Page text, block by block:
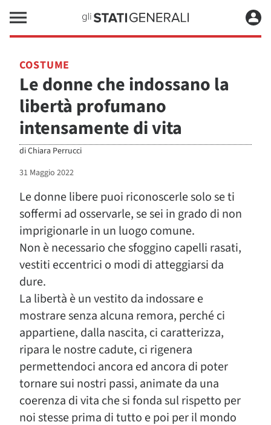
COSTUME
Le donne che indossano la
libertà profumano
intensamente di vita
diChiara Perrucci
31 Maggio 2022
Le donne libere puoi riconoscerle solo se ti
soffermi ad osservarle, se sei in grado di non
imprigionarle in un luogo comune.
Non è necessario che sfoggino capelli rasati,
vestiti eccentrici o modi di atteggiarsi da
dure.
La libertà è un vestito da indossare e
mostrare senza alcuna remora, perché ci
appartiene, dalla nascita, ci caratterizza,
ripara le nostre cadute, ci rigenera
permettendoci ancora ed ancora di poter
tornare sui nostri passi, animate da una
coerenza di vita che si fonda sul rispetto per
noi stesse prima di tutto e poi per il mondo